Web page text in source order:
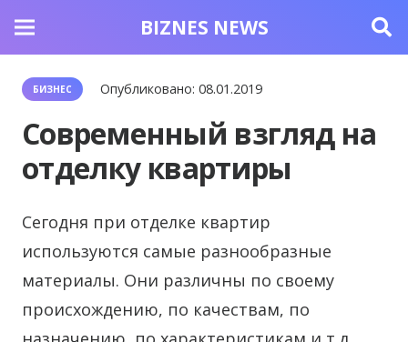
BIZNES NEWS
БИЗНЕС Опубликовано:08.01.2019
Современный взгляд на
отделку квартиры
Сегодня при отделке квартир
используются самые разнообразные
материалы. Они различны по своему
происхождению, по качествам, по